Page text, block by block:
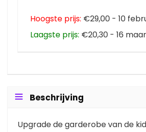
Hoogste prijs: €29,00 - 10
Laagste prijs: €20,30 - 16
Beschrijving
Upgrade de garderobe van de